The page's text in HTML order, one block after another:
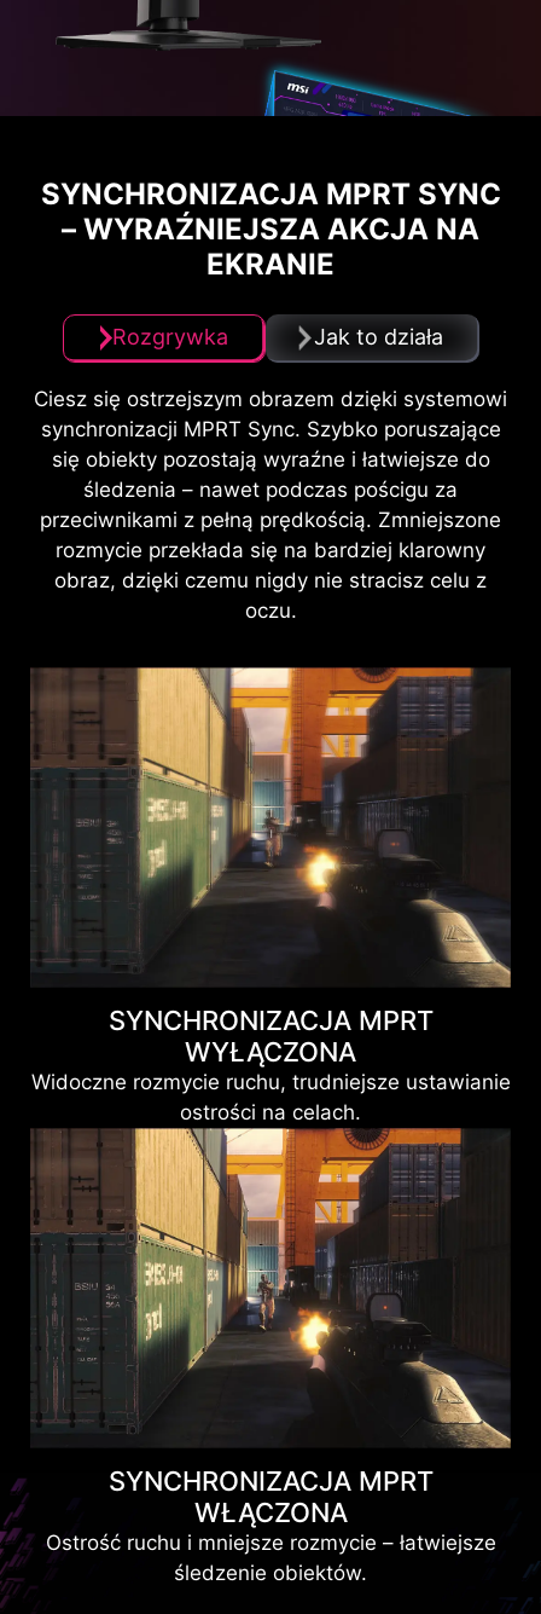
SYNCHRONIZACJA MPRT SYNC
– WYRAŹNIEJSZA AKCJA NA
EKRANIE
Rozgrywka Jak to działa
Ciesz się ostrzejszym obrazem dzięki systemowi
synchronizacji MPRT Sync. Szybko poruszające
się obiekty pozostają wyraźne i łatwiejsze do
śledzenia – nawet podczas pościgu za
przeciwnikami z pełną prędkością. Zmniejszone
rozmycie przekłada się na bardziej klarowny
obraz, dzięki czemu nigdy nie stracisz celu z
oczu.
SYNCHRONIZACJA MPRT
WYŁĄCZONA
Widoczne rozmycie ruchu, trudniejsze ustawianie
ostrości na celach.
SYNCHRONIZACJA MPRT
WŁĄCZONA
Ostrość ruchu i mniejsze rozmycie – łatwiejsze
śledzenie obiektów.